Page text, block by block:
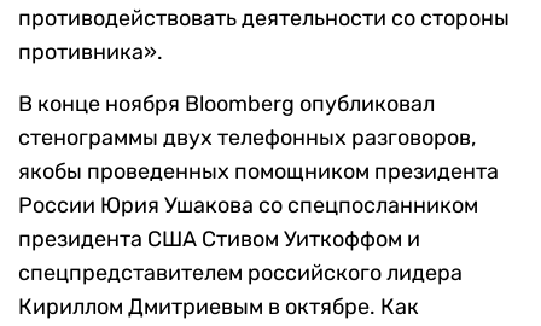
противодействовать деятельности со стороны
противника».
В конце ноября Bloomberg опубликовал
стенограммы двух телефонных разговоров,
якобы проведенных помощником президента
России Юрия Ушакова со спецпосланником
президента США Стивом Уиткоффом и
спецпредставителем российского лидера
Кириллом Дмитриевым в октябре. Как